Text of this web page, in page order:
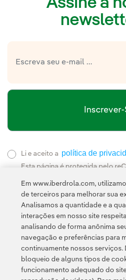
Inscrever-
Li e aceito a política de
Esta página é protegida pelo
Contato Clientes Política de
Transparência no uso da IA Política de
Em www.iberdrola.com,
de terceiros para melhorar sua
Analisamos a quantidade e a
interações em nosso site
analisando de forma anônima
navegação e preferências para
continuamente nossos serviços.
bloqueio de alguns tipos de
funcionamento adequado do